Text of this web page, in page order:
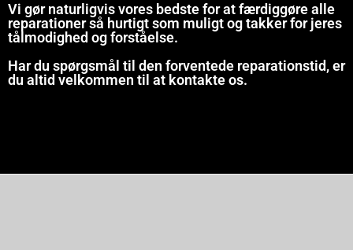
Vi gør naturligvis vores bedste for at færdiggøre alle
reparationer så hurtigt som muligt og takker for jeres
tålmodighed og forståelse.
Har du spørgsmål til den forventede reparationstid, er
du altid velkommen til at kontakte os.